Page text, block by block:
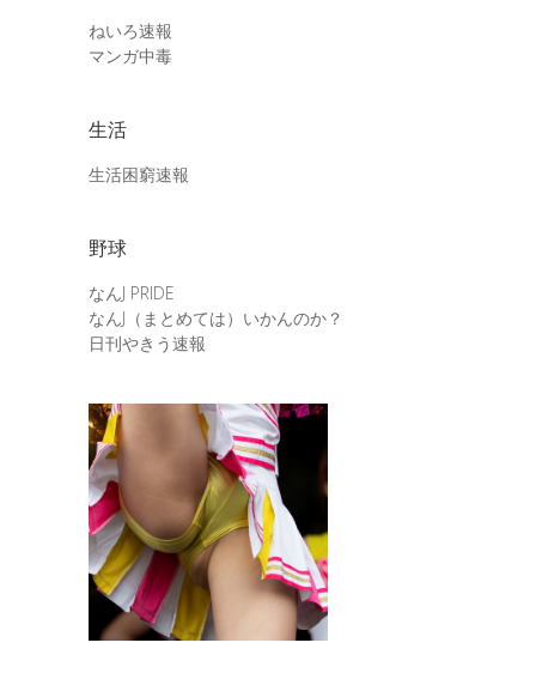
ねいろ速報
マンガ中毒
生活
生活困窮速報
野球
なんJ PRIDE
なんJ（まとめては）いかんのか？
日刊やきう速報